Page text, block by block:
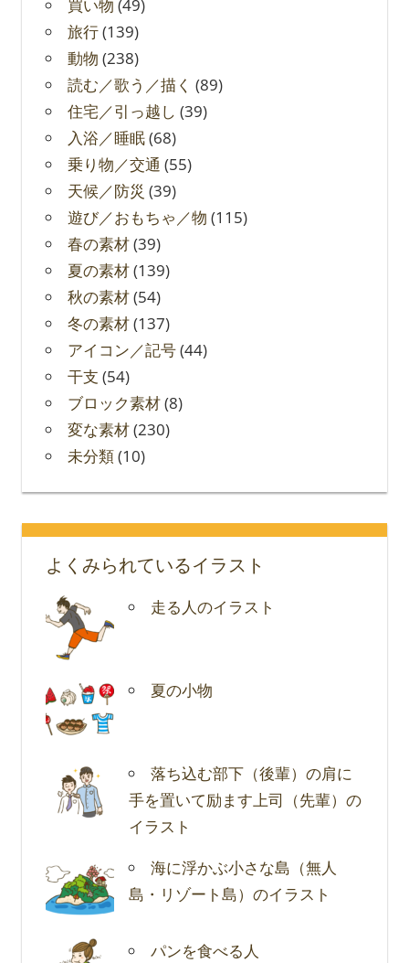
買い物 (49)
旅行(139)
動物 (238)
読む／歌う／描く (89)
住宅／引っ越し (39)
入浴／睡眠(68)
乗り物／交通 (55)
天候／防災 (39)
遊び／おもちゃ／物 (115)
春の素材(39)
夏の素材(139)
秋の素材(54)
冬の素材(137)
アイコン／記号(44)
干支 (54)
ブロック素材(8)
変な素材(230)
未分類(10)
よくみられているイラスト
走る人のイラスト
夏の小物
落ち込む部下（後輩）の肩に
手を置いて励ます上司（先輩）の
イラスト
海に浮かぶ小さな島（無人
島・リゾート島）のイラスト
パンを食べる人